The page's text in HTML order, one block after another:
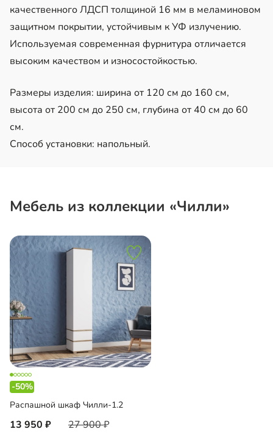
качественного ЛДСП толщиной 16 мм в меламиновом
защитном покрытии, устойчивым к УФ излучению.
Используемая современная фурнитура отличается
высоким качеством и износостойкостью.
Размеры изделия: ширина от 120 см до 160 см,
высота от 200 см до 250 см, глубина от 40 см до 60
см.
Способ установки: напольный.
Мебель из коллекции «Чилли»
-50%
Распашной шкаф Чилли-1.2
13 950 27 900